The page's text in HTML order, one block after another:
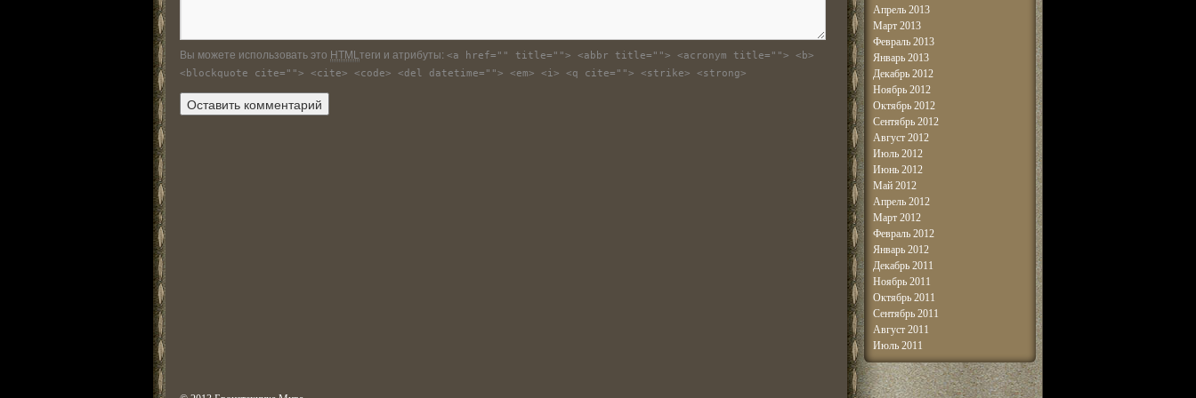
Вы можете использовать это HTML теги и атрибуты: <a href="" title=""> <abbr title=""> <acronym title=""> <b>
<blockquote cite=""> <cite> <code> <del datetime=""> <em> <i> <q cite=""> <strike> <strong>
Апрель 2013
Март 2013
Февраль 2013
Январь 2013
Декабрь 2012
Ноябрь 2012
Октябрь 2012
Сентябрь 2012
Август 2012
Июль 2012
Июнь 2012
Май 2012
Апрель 2012
Март 2012
Февраль 2012
Январь 2012
Декабрь 2011
Ноябрь 2011
Октябрь 2011
Сентябрь 2011
Август 2011
Июль 2011